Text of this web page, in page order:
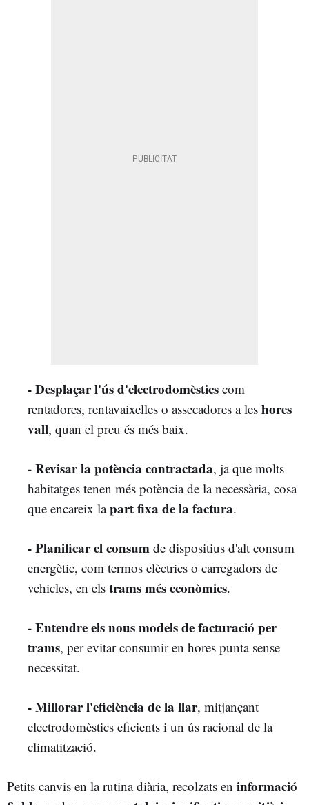
- Desplaçar l'ús d'electrodomèstics com
rentadores, rentavaixelles o assecadores a les hores
vall, quan el preu és més baix.
- Revisar la potència contractada, ja que molts
habitatges tenen més potència de la necessària, cosa
que encareix lapart fixa de la factura.
- Planificar el consum de dispositius d'alt consum
energètic, com termos elèctrics o carregadors de
vehicles, en els trams més econòmics.
- Entendre els nous models de facturació per
trams, per evitar consumir en hores punta sense
necessitat.
- Millorar l'eficiència de la llar, mitjançant
electrodomèstics eficients i un ús racional de la
climatització.
Petits canvis en la rutina diària, recolzats en informació